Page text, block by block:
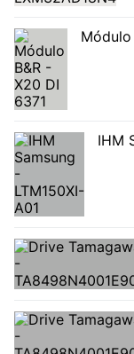
Módulo
IHM